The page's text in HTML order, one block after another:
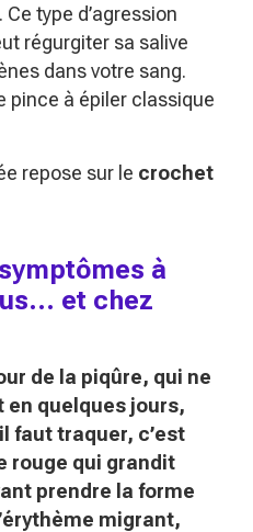
type d’agression
régurgiter sa salive
dans votre sang.
pince à épiler classique
repose sur le crochet
à
et chez
de la piqûre, qui ne
en quelques jours,
faut traquer, c’est
rouge qui grandit
prendre la forme
migrant,